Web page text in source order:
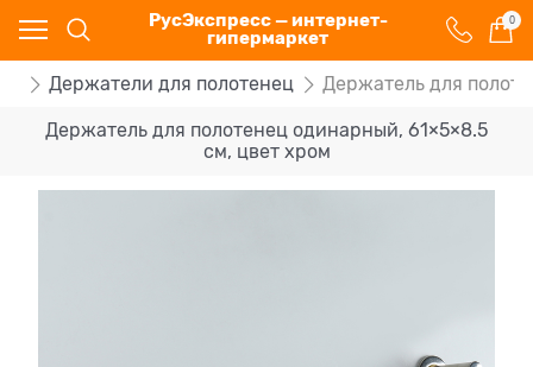
РусЭкспресс — интернет-
гипермаркет
0
Держатели для полотенец Держатель для
Держатель для полотенец одинарный, 61×5×8.5
см, цвет хром